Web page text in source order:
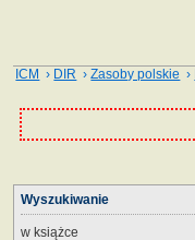
ICM › DIR ›Zasoby polskie ›
Wyszukiwanie
w książce